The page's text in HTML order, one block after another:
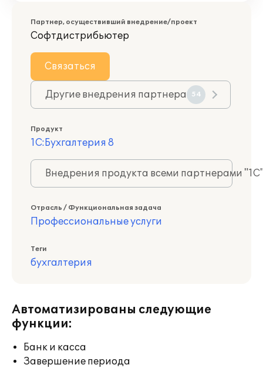
Партнер, осуществивший внедрение/проект
Софтдистрибьютер
Связаться
Другие внедрения партнера 54
Продукт
1С:Бухгалтерия 8
Внедрения продукта всеми партнерами
Отрасль / Функциональная задача
Профессиональные услуги
Теги
бухгалтерия
Автоматизированы следующие
функции:
Банк и касса
Завершение периода